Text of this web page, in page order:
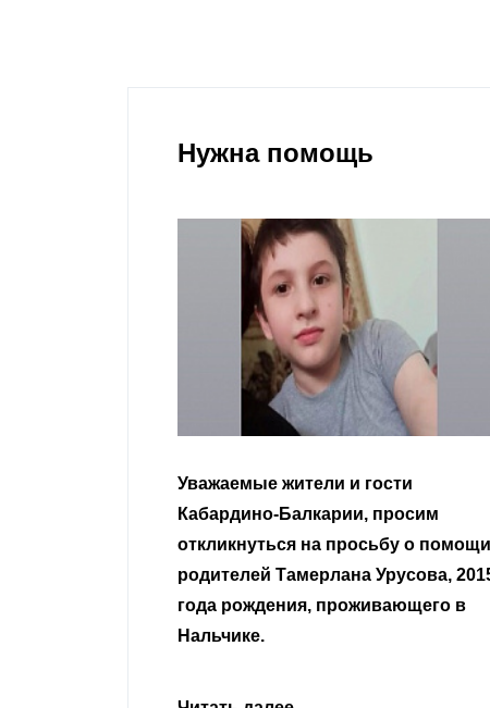
Нужна помощь
Уважаемые земляки и все
неравнодушные граждане.
Читать далее